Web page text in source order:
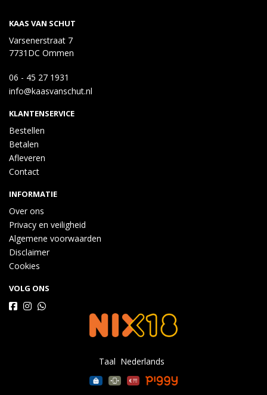
KAAS VAN SCHUT
Varsenerstraat 7
7731DC Ommen
06 - 45 27 1931
info@kaasvanschut.nl
KLANTENSERVICE
Bestellen
Betalen
Afleveren
Contact
INFORMATIE
Over ons
Privacy en veiligheid
Algemene voorwaarden
Disclaimer
Cookies
VOLG ONS
Taal